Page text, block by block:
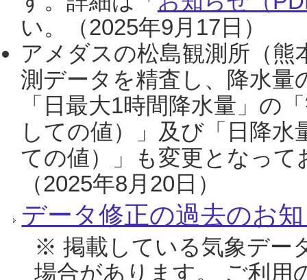
い。（2025年9月17日）
アメダスの松島観測所（熊
測データを精査し、降水
「日最大1時間降水量」の
しての値）」及び「日降
ての値）」も変更となっ
（2025年8月20日）
データ修正の過去のお
※ 掲載している気象デー
場合があります。 ご利用